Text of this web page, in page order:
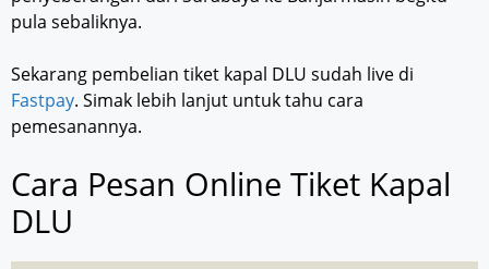
pula sebaliknya.
Sekarang pembelian tiket kapal DLU sudah live di
Fastpay. Simak lebih lanjut untuk tahu cara
pemesanannya.
Cara Pesan Online Tiket Kapal
DLU